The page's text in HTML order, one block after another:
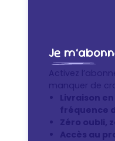
Je
Activez
manquer de
Livraison
fréquence
Zéro oubli,
Accès au